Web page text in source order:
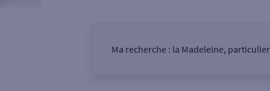
Ma recherche : la Madeleine,